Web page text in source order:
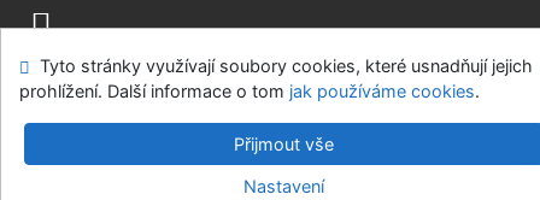
Mapa stránek Přístupnost
Soukromí
Modul OpenSearch
Napište nám Nastavení cookies
Univerzitní knihovna - Univerzita Hradec Králové
v.4.8.63a-Cosmotron Bohemia, s.r.o.
Tyto stránky využívají soubory cookies, které usnadňují jejich
prohlížení. Další informace o tom jak používáme cookies.
Přijmout vše
Nastavení